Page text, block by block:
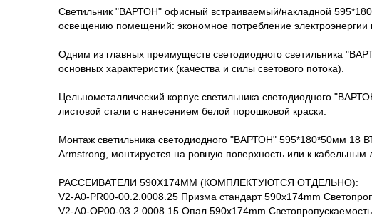
Светильник "ВАРТОН" офисный встраиваемый/накладной
освещению помещений: экономное потребление электроэнергии
Одним из главных преимуществ светодиодного светильника
основных характеристик (качества и силы светового потока).
Цельнометаллический корпус светильника светодиодного
листовой стали с нанесением белой порошковой краски.
Монтаж светильника светодиодного "ВАРТОН" 595*180*50мм 18
Armstrong, монтируется на ровную поверхность или к кабельным
РАССЕИВАТЕЛИ 590Х174MM (КОМПЛЕКТУЮТСЯ ОТДЕЛЬНО):
V2-A0-PR00-00.2.0008.25 Призма стандарт 590х174mm
V2-A0-OP00-03.2.0008.15 Опал 590х174mm